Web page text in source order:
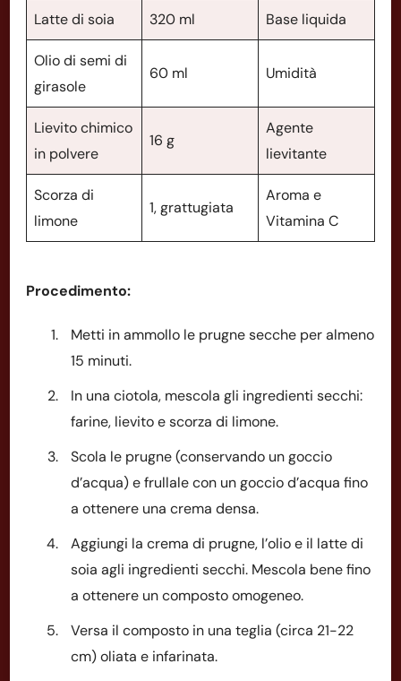
Latte di soia 320 ml Base liquida
Olio di semi di
girasole
60 ml Umidità
Lievito chimico
in polvere
16 g
Agente
lievitante
Scorza di
limone
1, grattugiata
Aroma e
Vitamina C
Procedimento:
Metti in ammollo le prugne secche per almeno
15 minuti.
In una ciotola, mescola gli ingredienti secchi:
farine, lievito e scorza di limone.
Scola le prugne (conservando un goccio
d’acqua) e frullale con un goccio d’acqua fino
a ottenere una crema densa.
Aggiungi la crema di prugne, l’olio e il latte di
soia agli ingredienti secchi. Mescola bene fino
a ottenere un composto omogeneo.
Versa il composto in una teglia (circa 21-22
cm) oliata e infarinata.